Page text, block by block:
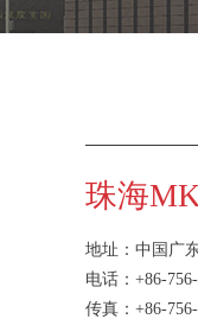
珠海
地址：中国广
电话：+86-
传真：+86-